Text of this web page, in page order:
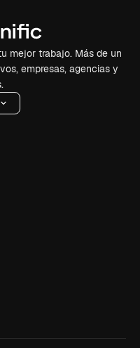
mejor trabajo. Más de un
empresas, agencias y